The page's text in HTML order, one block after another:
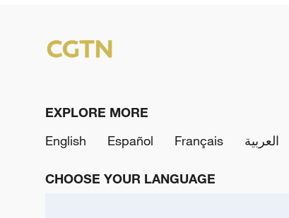
EXPLORE MORE
English
Español Français العربية
CHOOSE YOUR LANGUAGE